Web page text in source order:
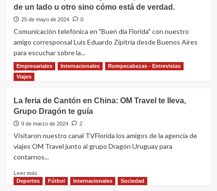
entiende
que
para
sospechas
se
debe
requerida
de un lado u otro sino cómo está de verdad.
25 de mayo de 2024 0
Comunicación telefónica en "Buen día Florida" con nuestro
amigo corresponsal Luis Eduardo Zipitría desde Buenos Aires
para escuchar sobre la...
Leer másLeer
está
el
pueblo
en
serio,
de
un
Empresariales Internacionales
Rompecabezas - Entrevistas
Viajes
La feria de Cantón en China: OM Travel te lleva,
Grupo Dragón te guía
9 de marzo de 2024 2
Visitaron nuestro canal TVFlorida los amigos de la agencia de
viajes OM Travel junto al grupo Dragón Uruguay para
contarnos...
Leer másLeer
más
Deportes Fútbol Internacionales Sociedad